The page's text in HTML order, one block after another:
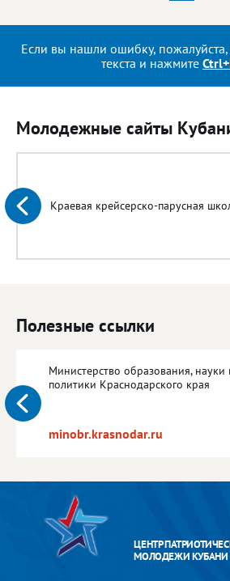
Если вы нашли ошибку,
текста и нажмите
Молодежные сайты
Краевая крейсерско-парусная
Полезные ссылки
Министерство образования,
политики Краснодарского края
minobr.krasnodar.ru
ЦЕНТР
МОЛОДЕЖИ КУБАНИ